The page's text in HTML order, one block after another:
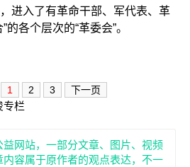
进入了有革命干部、军代表、革
各个层次的“革委会”。
1 2 3 下一页
专栏
益网站，一部分文章、图片、视频
容属于原作者的观点表达，不一